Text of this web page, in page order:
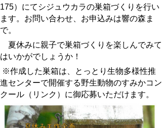
175）にてシジュウカラの巣箱づくりを行い
ます。お問い合わせ、お申込みは響の森ま
で。
夏休みに親子で巣箱づくりを楽しんでみて
はいかがでしょうか！
※作成した巣箱は、とっとり生物多様性推
進センターで開催する野生動物のすみかコン
クール（リンク）に御応募いただけます。